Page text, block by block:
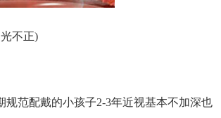
不正)
范配戴的小孩子2-3年近视基本不加深也